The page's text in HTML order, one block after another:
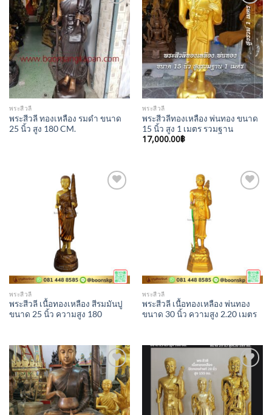
Add to
Wishlist
พระสีวลี
พระสีวลี ทองเหลือง รมดำ ขนาด
25 นิ้ว สูง 180 CM.
Add to
Wishlist
พระสีวลี
พระสีวลีทองเหลือง พ่นทอง ขนาด
15 นิ้ว สูง 1 เมตร รวมฐาน
17,000.00฿
พระสีวลี
พระสีวลี เนื้อทองเหลือง สีรมมันปู
ขนาด 25 นิ้ว ความสูง 180
พระสีวลี
พระสีวลี เนื้อทองเหลือง พ่นทอง
ขนาด 30 นิ้ว ความสูง 2.20 เมตร
Add to
Wishlist
Add to
Wishlist